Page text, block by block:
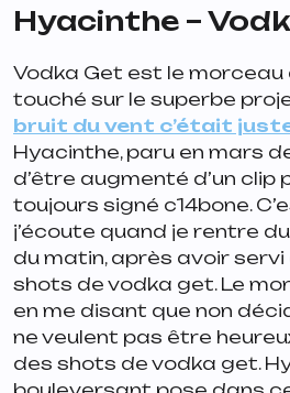
Hyacinthe –
Vodka Get est le morceau
touché sur le superbe
bruit du vent c’était
Hyacinthe, paru en mars
d’être augmenté d’un
toujours signé c14bone.
j’écoute quand je rentre
du matin, après avoir
shots de vodka get. Le
en me disant que non
ne veulent pas être
des shots de vodka get.